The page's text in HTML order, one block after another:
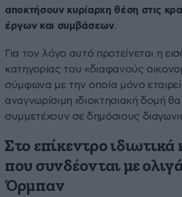
αποκτήσουν κυρίαρχη θέση στις
έργων και συμβάσεων.
Για τον λόγο αυτό προτείνεται η
κατηγορίας του «διαφανούς
σύμφωνα με την οποία μόνο
αναγνωρίσιμη ιδιοκτησιακή δομή
συμμετέχουν σε δημόσιους
Στο επίκεντρο ιδιωτικά
που συνδέονται με
Όρμπαν